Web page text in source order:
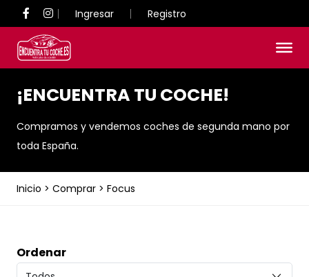
Ingresar Registro
¡ENCUENTRA TU COCHE!
Compramos y vendemos coches de segunda mano por
toda España.
Inicio > Comprar > Focus
Ordenar